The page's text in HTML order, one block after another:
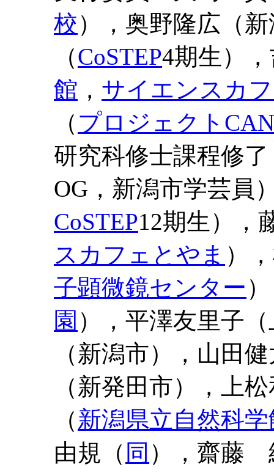
校），奥野隆広（
（CoSTEP4期生）
館 ， サイエンスカ
（ プロジェクト
研究科修士課程修了
OG，新潟市学芸員
CoSTEP12期生），
スカフェとやま ）
子顕微鏡センター
園 ），平澤友里子
（新潟市），山田
（新発田市），上
（新潟県立自然科学
由規（ 同 ），齋藤